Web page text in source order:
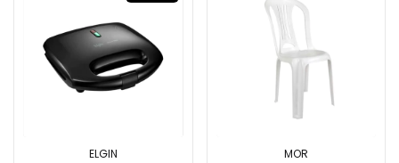
ELGIN MOR